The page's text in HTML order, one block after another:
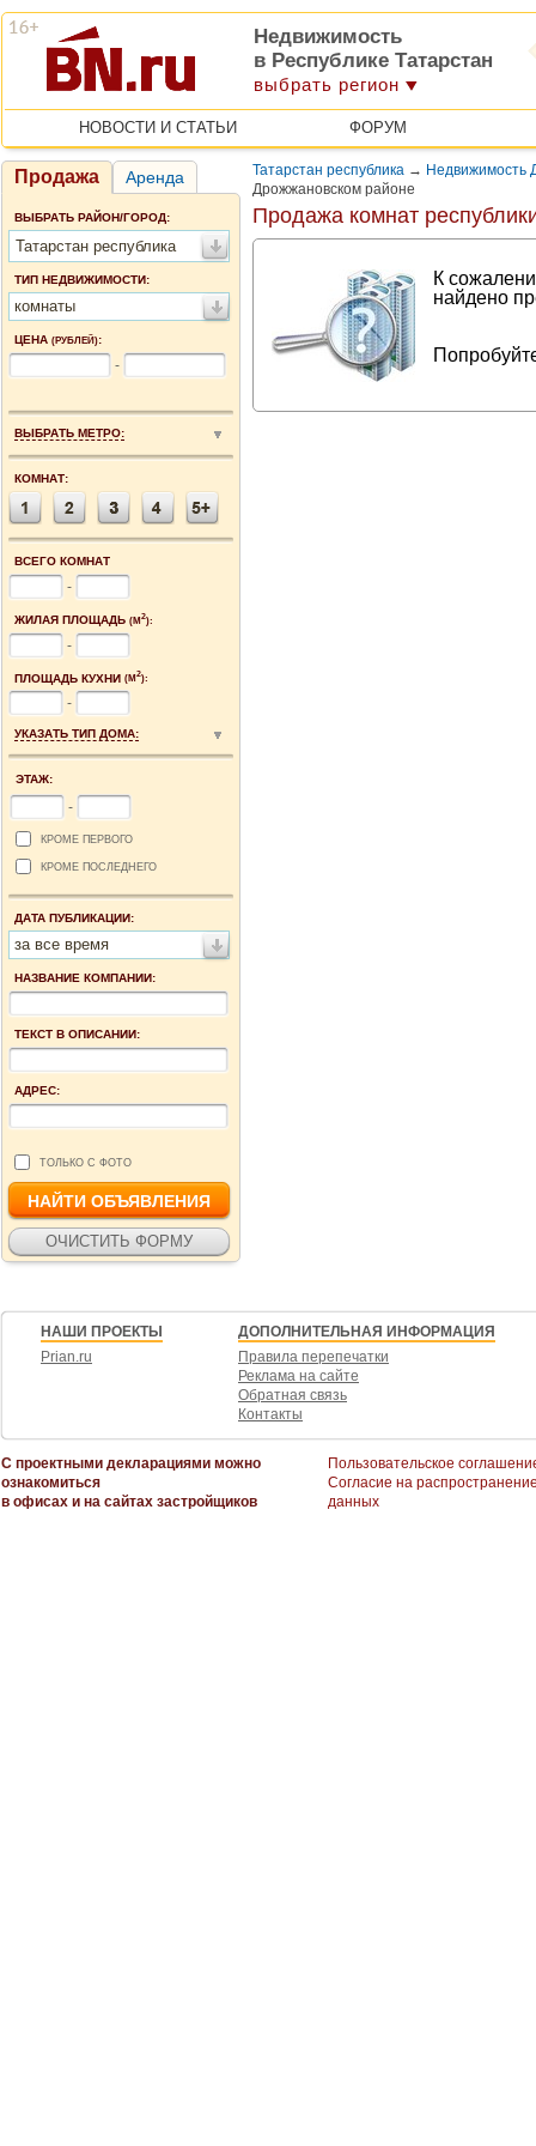
Недвижимость
в Республике Татарстан
выбрать регион
НОВОСТИ И СТАТЬИ ФОРУМ
Продажа Аренда
ВЫБРАТЬ РАЙОН/ГОРОД:
Татарстан республика
ТИП НЕДВИЖИМОСТИ:
комнаты
ЦЕНА (РУБЛЕЙ):
-
ВЫБРАТЬ МЕТРО:
КОМНАТ:
ВСЕГО КОМНАТ
-
ЖИЛАЯ ПЛОЩАДЬ (М2):
-
ПЛОЩАДЬ КУХНИ (М2):
-
УКАЗАТЬ ТИП ДОМА:
ЭТАЖ:
-
КРОМЕ ПЕРВОГО
КРОМЕ ПОСЛЕДНЕГО
ДАТА ПУБЛИКАЦИИ:
за все время
НАЗВАНИЕ КОМПАНИИ:
ТЕКСТ В ОПИСАНИИ:
АДРЕС:
ТОЛЬКО С ФОТО
Татарстан республика → Недвижимость
Дрожжановском районе
Продажа комнат
К
найдено
НАШИ ПРОЕКТЫ
Prian.ru
ДОПОЛНИТЕЛЬНАЯ ИНФОРМАЦИЯ
Правила перепечатки
Реклама на сайте
Обратная связь
Контакты
С проектными декларациями можно
ознакомиться
в офисах и на сайтах застройщиков
Пользовательское
Согласие на
данных